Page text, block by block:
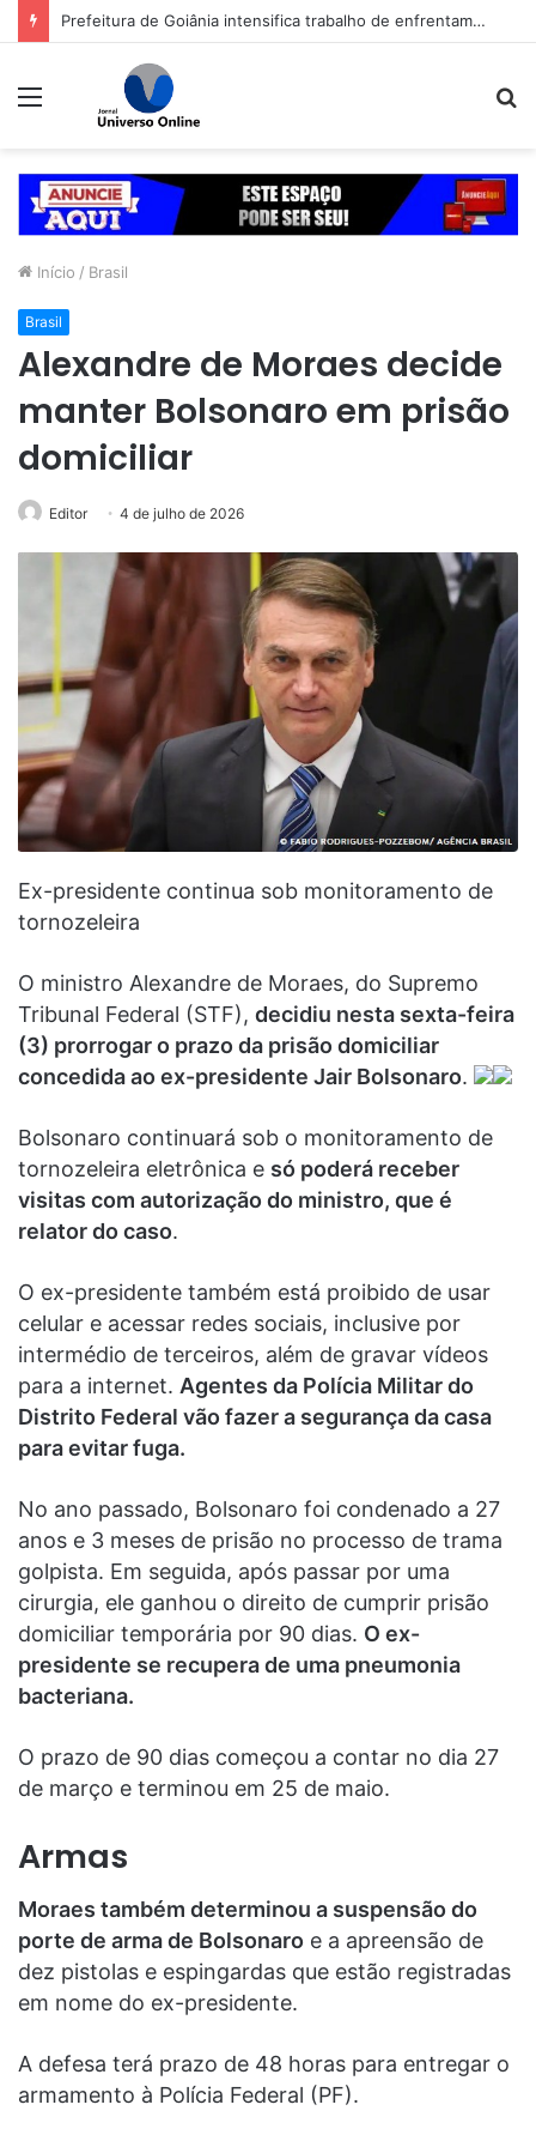
Prefeitura de Goiânia intensifica trabalho de enfrentamento da violência contra a mulher durante campanha Agosto Lilás
Menu
Início / Brasil
Brasil
Alexandre de Moraes decide
manter Bolsonaro em prisão
domiciliar
Editor 4 de julho de 2026
Ex-presidente continua sob monitoramento de
tornozeleira
O ministro Alexandre de Moraes, do Supremo
Tribunal Federal (STF), decidiu nesta sexta-feira
(3) prorrogar o prazo da prisão domiciliar
concedida ao ex-presidente Jair Bolsonaro.
Bolsonaro continuará sob o monitoramento de
tornozeleira eletrônica e só poderá receber
visitas com autorização do ministro, que é
relator do caso.
O ex-presidente também está proibido de usar
celular e acessar redes sociais, inclusive por
intermédio de terceiros, além de gravar vídeos
para a internet. Agentes da Polícia Militar do
Distrito Federal vão fazer a segurança da casa
para evitar fuga.
No ano passado, Bolsonaro foi condenado a 27
anos e 3 meses de prisão no processo de trama
golpista. Em seguida, após passar por uma
cirurgia, ele ganhou o direito de cumprir prisão
domiciliar temporária por 90 dias. O ex-
presidente se recupera de uma pneumonia
bacteriana.
O prazo de 90 dias começou a contar no dia 27
de março e terminou em 25 de maio.
Armas
Moraes também determinou a suspensão do
porte de arma de Bolsonaro e a apreensão de
dez pistolas e espingardas que estão registradas
em nome do ex-presidente.
A defesa terá prazo de 48 horas para entregar o
armamento à Polícia Federal (PF).